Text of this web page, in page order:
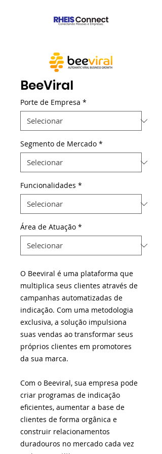
BeeViral
Porte de Empresa *
Segmento de Mercado *
Funcionalidades *
Área de Atuação *
O Beeviral é uma plataforma que
multiplica seus clientes através de
campanhas automatizadas de
indicação. Com uma metodologia
exclusiva, a solução impulsiona
suas vendas ao transformar seus
próprios clientes em promotores
da sua marca.
Com o Beeviral, sua empresa pode
criar programas de indicação
eficientes, aumentar a base de
clientes de forma orgânica e
construir relacionamentos
duradouros no mercado cada vez